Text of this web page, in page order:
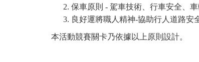
保車原則 - 駕車技術、行車安全、車
良好運將職人精神-協助行人道路安
本活動競賽關卡乃依據以上原則設計。